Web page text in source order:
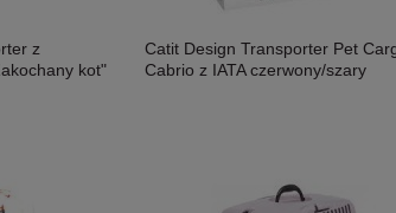
z
kot"
Catit Design Transporter Pet
Cabrio z IATA czerwony/szary